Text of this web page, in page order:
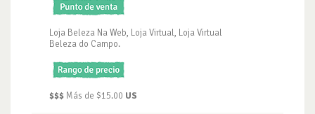
Loja Beleza Na Web, Loja Virtual, Loja Virtual
Beleza do Campo.
$$$ Más de $15.00 US